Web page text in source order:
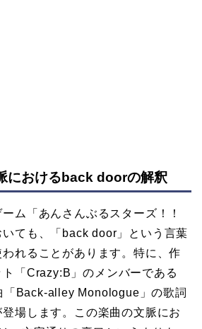
におけるback doorの解釈
ム「あんさんぶるスターズ！！
いても、「back door」という言葉
れることがあります。特に、作
「Crazy:B」のメンバーである
「Back-alley Monologue」の歌詞
場します。この楽曲の文脈にお